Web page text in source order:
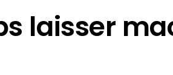
laisser